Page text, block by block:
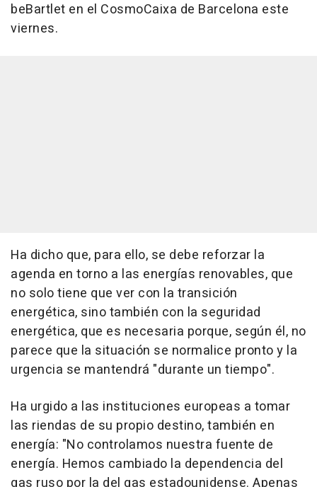
beBartlet en el CosmoCaixa de Barcelona este
viernes.
Ha dicho que, para ello, se debe reforzar la
agenda en torno a las energías renovables, que
no solo tiene que ver con la transición
energética, sino también con la seguridad
energética, que es necesaria porque, según él, no
parece que la situación se normalice pronto y la
urgencia se mantendrá "durante un tiempo".
Ha urgido a las instituciones europeas a tomar
las riendas de su propio destino, también en
energía: "No controlamos nuestra fuente de
energía. Hemos cambiado la dependencia del
gas ruso por la del gas estadounidense. Apenas